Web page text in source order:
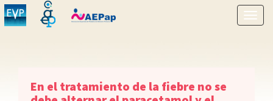
menú
En el tratamiento de la fiebre no se